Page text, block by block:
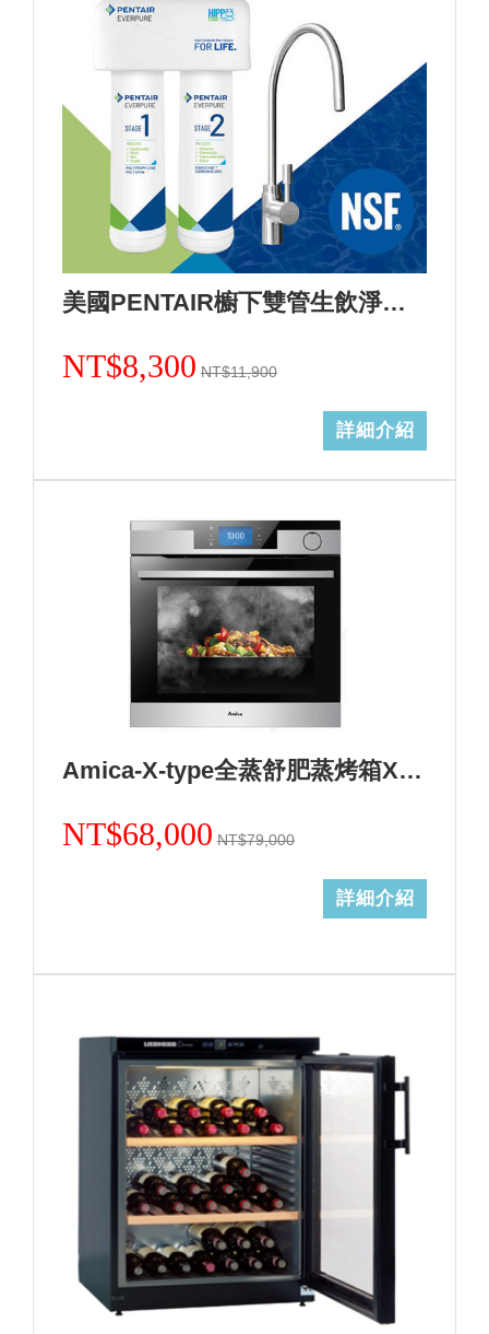
美國PENTAIR櫥下雙管生飲淨水設備活性炭加強除鉛F2200(0.5微米)+基本安裝
NT$8,300 NT$11,900
詳細介紹
Amica-X-type全蒸舒肥蒸烤箱XTVS-1800IX TW
NT$68,000 NT$79,000
詳細介紹